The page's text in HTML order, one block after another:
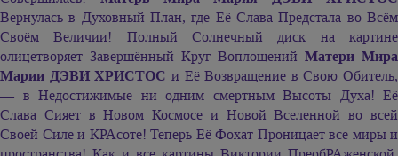
Вернулась в Духовный План, где Её Слава Предстала во Всём
Своём Величии! Полный Солнечный диск на картине
олицетворяет Завершённый Круг ВоплощенийМатери Мира
Марии ДЭВИ ХРИСТОС и Её Возвращение в Свою Обитель,
— в Недостижимые ни одним смертным Высоты Духа! Её
Слава Сияет в Новом Космосе и Новой Вселенной во всей
Своей Силе и КРАсоте! Теперь Её Фохат Проницает все миры и